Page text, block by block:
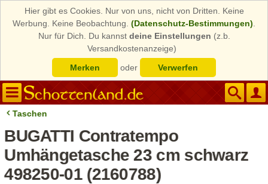
Hier gibt es Cookies. Nur von uns, nicht von Dritten. Keine
Werbung. Keine Beobachtung. (Datenschutz-Bestimmungen)
Nur für Dich. Du kannst deine Einstellungen (z.b.
Versandkostenanzeige)
Merken
oder Verwerfen
Taschen
BUGATTI Contratempo
Umhängetasche 23 cm schwarz
498250-01 (2160788)